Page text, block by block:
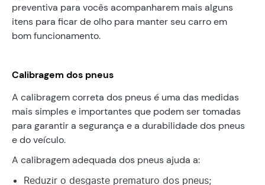
preventiva para vocês acompanharem mais alguns
itens para ficar de olho para manter seu carro em
bom funcionamento.
Calibragem dos pneus
A calibragem correta dos pneus é uma das medidas
mais simples e importantes que podem ser tomadas
para garantir a segurança e a durabilidade dos pneus
e do veículo.
A calibragem adequada dos pneus ajuda a:
Reduzir o desgaste prematuro dos pneus;